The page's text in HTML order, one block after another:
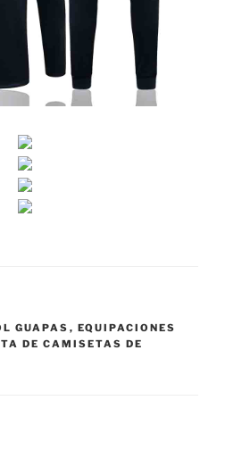
GUAPAS , EQUIPACIONES
DE CAMISETAS DE